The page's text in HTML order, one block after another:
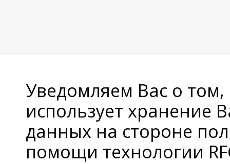
Уведомляем Вас о
использует хранение
данных на стороне
помощи технологии